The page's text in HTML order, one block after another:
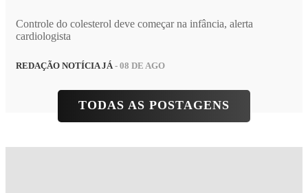
Controle do colesterol deve começar na infância, alerta
cardiologista
REDAÇÃO NOTÍCIA JÁ- 08 DE AGO
TODAS AS POSTAGENS